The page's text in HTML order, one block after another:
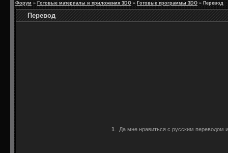
Форум » Готовые материалы и приложения 3DO » Готовые программы 3DO » Перевод
Перевод
1 Да мне нравиться с русским переводом